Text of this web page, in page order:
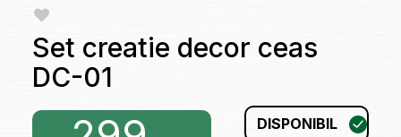
Set creatie decor ceas
DC-01
DISPONIBIL